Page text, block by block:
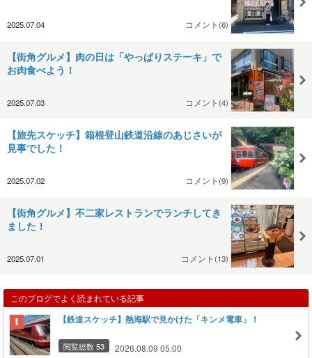
2025.07.04 コメント(6)
【街角グルメ】肉の日は「やっぱりステーキ」で
お肉食べよう！
2025.07.03 コメント(4)
【旅先スケッチ】箱根登山鉄道沿線のあじさいが
見事でした！
2025.07.02 コメント(9)
【街角グルメ】不二家レストランでランチしてき
ました！
2025.07.01 コメント(13)
このブログでよく読まれている記事
【鉄道スケッチ】熱海駅で見かけた「キンメ電車」！
閲覧総数 53 2026.08.09 05:00